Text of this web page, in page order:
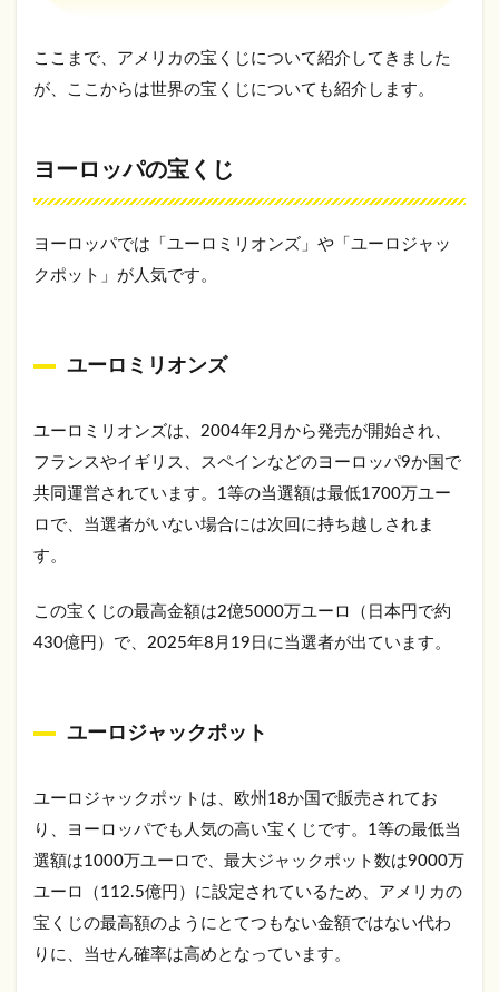
ここまで、アメリカの宝くじについて紹介してきました
が、ここからは世界の宝くじについても紹介します。
ヨーロッパの宝くじ
ヨーロッパでは「ユーロミリオンズ」や「ユーロジャッ
クポット」が人気です。
ユーロミリオンズ
ユーロミリオンズは、2004年2月から発売が開始され、
フランスやイギリス、スペインなどのヨーロッパ9か国で
共同運営されています。1等の当選額は最低1700万ユー
ロで、当選者がいない場合には次回に持ち越しされま
す。
この宝くじの最高金額は2億5000万ユーロ（日本円で約
430億円）で、2025年8月19日に当選者が出ています。
ユーロジャックポット
ユーロジャックポットは、欧州18か国で販売されてお
り、ヨーロッパでも人気の高い宝くじです。1等の最低当
選額は1000万ユーロで、最大ジャックポット数は9000万
ユーロ（112.5億円）に設定されているため、アメリカの
宝くじの最高額のようにとてつもない金額ではない代わ
りに、当せん確率は高めとなっています。